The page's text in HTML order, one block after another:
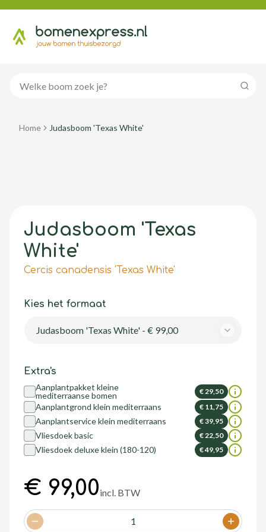
Home Judasboom 'Texas White'
Judasboom 'Texas
White'
Cercis canadensis 'Texas White'
Kies het formaat
Judasboom 'Texas White' - € 99,00
Extra's
Aanplantpakket kleine
mediterraanse bomen
€ 29,50
Aanplantgrond klein mediterraans € 11,75
Aanplantservice klein mediterraans € 39,95
Vliesdoek basic € 22,50
Vliesdoek deluxe klein (180-120) € 49,95
€ 99,00incl. BTW
Decrease quantity 1